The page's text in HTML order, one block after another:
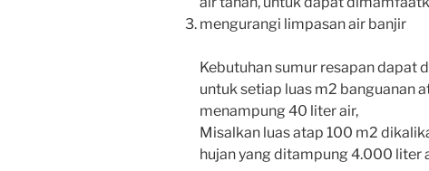
mengurangi limpasan air banjir
Kebutuhan sumur resapan dapat
untuk setiap luas m2 banguanan
menampung 40 liter air,
Misalkan luas atap 100 m2
hujan yang ditampung 4.000 liter